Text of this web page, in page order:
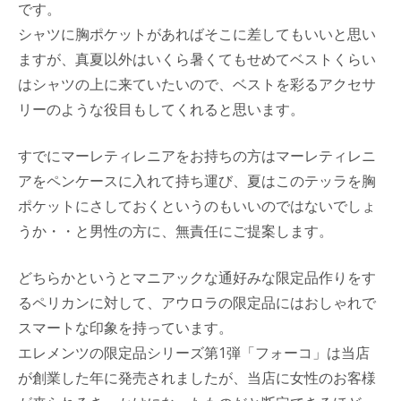
です。
シャツに胸ポケットがあればそこに差してもいいと思い
ますが、真夏以外はいくら暑くてもせめてベストくらい
はシャツの上に来ていたいので、ベストを彩るアクセサ
リーのような役目もしてくれると思います。
すでにマーレティレニアをお持ちの方はマーレティレニ
アをペンケースに入れて持ち運び、夏はこのテッラを胸
ポケットにさしておくというのもいいのではないでしょ
うか・・と男性の方に、無責任にご提案します。
どちらかというとマニアックな通好みな限定品作りをす
るペリカンに対して、アウロラの限定品にはおしゃれで
スマートな印象を持っています。
エレメンツの限定品シリーズ第1弾「フォーコ」は当店
が創業した年に発売されましたが、当店に女性のお客様